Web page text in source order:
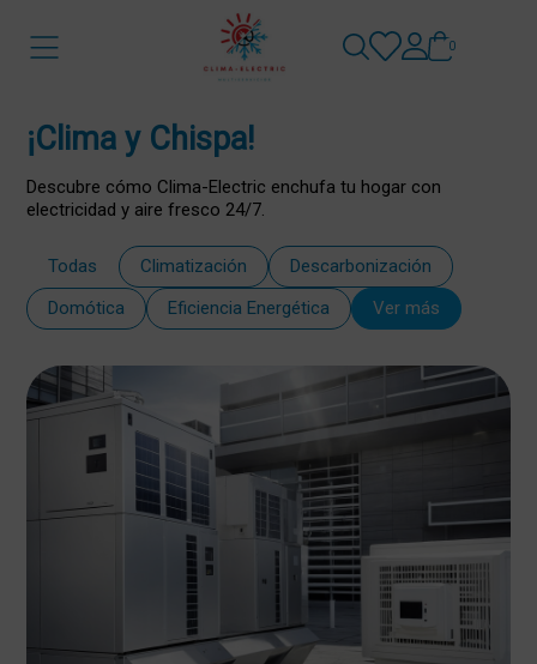
0
¡Clima y Chispa!
Descubre cómo Clima-Electric enchufa tu hogar con
electricidad y aire fresco 24/7.
Todas Climatización
Descarbonización
Domótica
Eficiencia Energética Ver más